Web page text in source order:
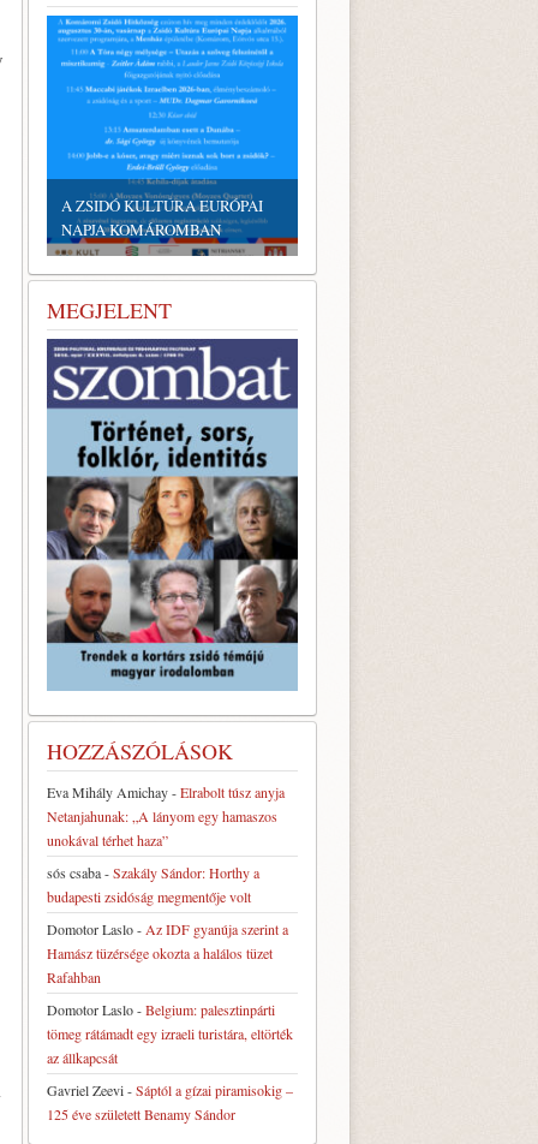
EMLÉKTÁBLÁT ÁLLÍTOTTAK
A KÖRÖSTARCSÁRÓL
ELHURCOLT ZSIDÓSÁG
TISZTELETÉRE
MEGJELENT
HOZZÁSZÓLÁSOK
Eva Mihály Amichay-Elrabolt túsz anyja
Netanjahunak: „A lányom egy hamaszos
unokával térhet haza”
sós csaba-Szakály Sándor: Horthy a
budapesti zsidóság megmentője volt
Domotor Laslo- Az IDF gyanúja szerint a
Hamász tüzérsége okozta a halálos tüzet
Rafahban
Domotor Laslo-Belgium: palesztinpárti
tömeg rátámadt egy izraeli turistára, eltörték
az állkapcsát
Gavriel Zeevi-Sáptól a gízai piramisokig –
125 éve született Benamy Sándor